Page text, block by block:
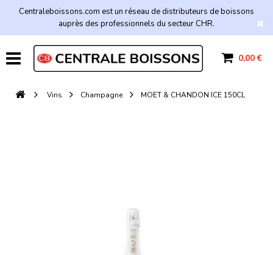
Centraleboissons.com est un réseau de distributeurs de boissons
auprès des professionnels du secteur CHR.
0,00 €
Vins Champagne MOET & CHANDON ICE 150CL